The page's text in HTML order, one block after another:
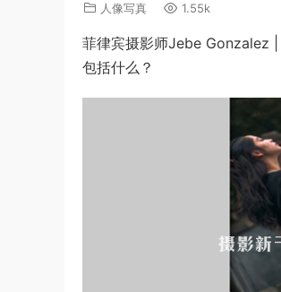
人像写真 1.55k
菲律宾摄影师Jebe Gonzalez
包括什么？